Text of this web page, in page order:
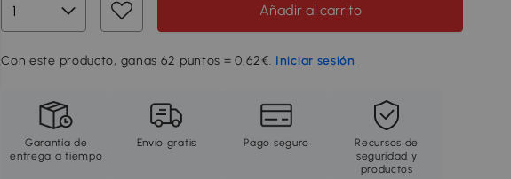
Añadir al carrito
Con este producto, ganas 62 puntos = 0,62€. Iniciar sesión
Garantía de
entrega a tiempo
Envío gratis Pago seguro
Recursos de
seguridad y
productos